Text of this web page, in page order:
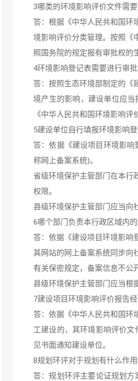
3哪类的环境影响评价文件需
答：根据《中华人民共和国环
境影响评价分类管理。按照《
照国务院的规定报有审批权的
4环境影响登记表需要进行审
答：按照生态环境部制定的《
境产生的影响，建设单位应
《中华人民共和国环境影响
5建设单位自行填报环境影响
答：依据《建设项目环境影
称网上备案系统)。
省级环境保护主管部门在本行
权限。
县级环境保护主管部门应当向
6哪个部门负责本行政区域内
答：依据《建设项目环境影响
其网站的网上备案系统同步向
有关保密规定，备案信息不公
县级环境保护主管部门应当根
7建设项目环境影响评价报告
答：依据《中华人民共和国环
工建设的，其环境影响评价
见书面通知建设单位。
8规划环评对于规划有什么作
答：规划环评主要论证规划